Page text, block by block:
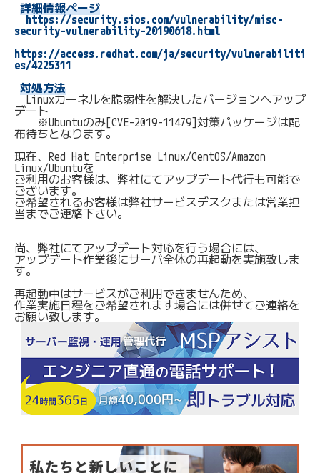
詳細情報ページ
https://security.sios.com/vulnerability/misc-
security-vulnerability-20190618.html
https://access.redhat.com/ja/security/vulnerabiliti
es/4225311
対処方法
Linuxカーネルを脆弱性を解決したバージョンへアップ
デート
※Ubuntuのみ[CVE-2019-11479]対策パッケージは配
布待ちとなります。
現在、Red Hat Enterprise Linux/CentOS/Amazon
Linux/Ubuntuを
ご利用のお客様は、弊社にてアップデート代行も可能で
ございます。
ご希望されるお客様は弊社サービスデスクまたは営業担
当までご連絡下さい。
尚、弊社にてアップデート対応を行う場合には、
アップデート作業後にサーバ全体の再起動を実施致しま
す。
再起動中はサービスがご利用できませんため、
作業実施日程をご希望されます場合には併せてご連絡を